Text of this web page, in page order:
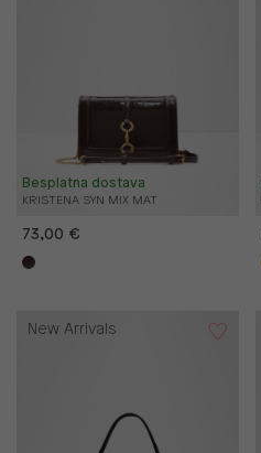
KRISTENA SYN MIX MAT
Besplatna dostava
73,00 €
New Arrivals